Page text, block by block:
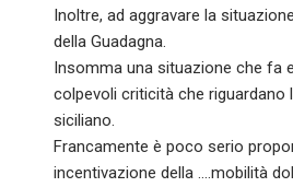
Inoltre, ad aggravare la
della Guadagna.
Insomma una situazione che fa
colpevoli criticità che riguardano
siciliano.
Francamente è poco serio
incentivazione della ….mobilità